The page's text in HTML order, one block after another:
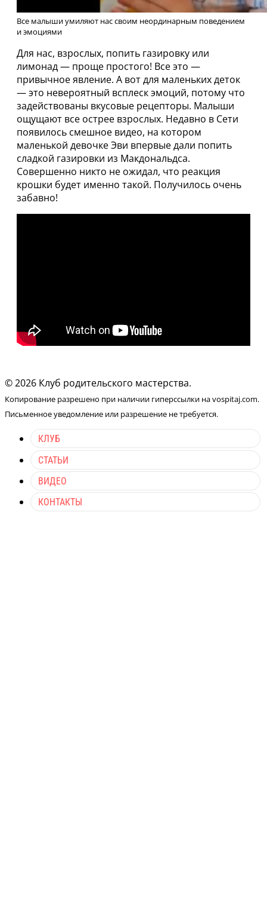
Все малыши умиляют нас своим неординарным поведением
и эмоциями
Для нас, взрослых, попить газировку или
лимонад — проще простого! Все это —
привычное явление. А вот для маленьких деток
— это невероятный всплеск эмоций, потому что
задействованы вкусовые рецепторы. Малыши
ощущают все острее взрослых. Недавно в Сети
появилось смешное видео, на котором
маленькой девочке Эви впервые дали попить
сладкой газировки из Макдональдса.
Совершенно никто не ожидал, что реакция
крошки будет именно такой. Получилось очень
забавно!
© 2026 Клуб родительского мастерства.
Копирование разрешено при наличии гиперссылки на vospitaj.com.
Письменное уведомление или разрешение не требуется.
КЛУБ
СТАТЬИ
ВИДЕО
КОНТАКТЫ